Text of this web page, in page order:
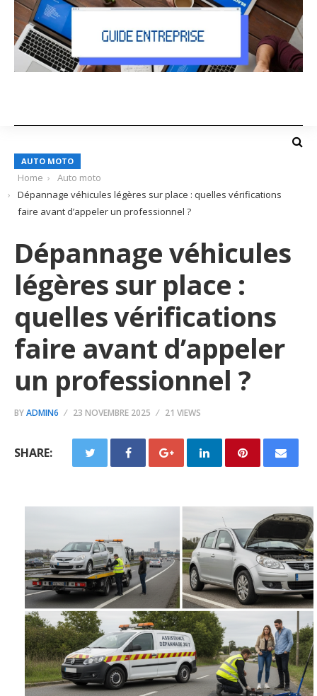
AUTO MOTO
Home
Auto moto
Dépannage véhicules légères sur place : quelles vérifications
faire avant d’appeler un professionnel ?
Dépannage véhicules
légères sur place :
quelles vérifications
faire avant d’appeler
un professionnel ?
BYADMIN6 23 NOVEMBRE 2025 21 VIEWS
SHARE: